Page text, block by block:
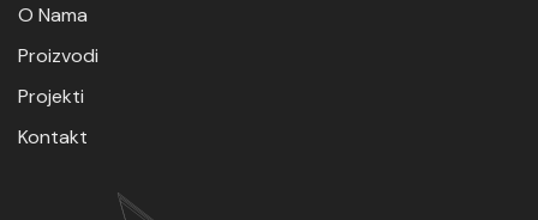
O Nama
Proizvodi
Projekti
Kontakt